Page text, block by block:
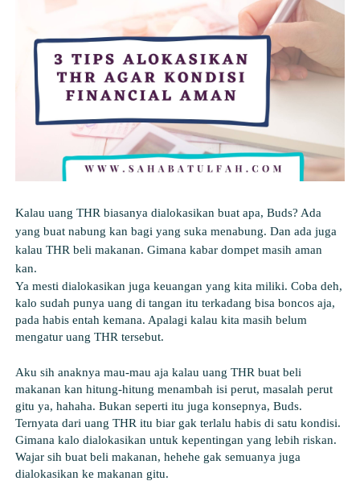
Kalau uang THR biasanya dialokasikan buat apa, Buds? Ada
yang buat nabung kan bagi yang suka menabung. Dan ada juga
kalau THR beli makanan. Gimana kabar dompet masih aman
kan.
Ya mesti dialokasikan juga keuangan yang kita miliki. Coba deh,
kalo sudah punya uang di tangan itu terkadang bisa boncos aja,
pada habis entah kemana. Apalagi kalau kita masih belum
mengatur uang THR tersebut.
Aku sih anaknya mau-mau aja kalau uang THR buat beli
makanan kan hitung-hitung menambah isi perut, masalah perut
gitu ya, hahaha. Bukan seperti itu juga konsepnya, Buds.
Ternyata dari uang THR itu biar gak terlalu habis di satu kondisi.
Gimana kalo dialokasikan untuk kepentingan yang lebih riskan.
Wajar sih buat beli makanan, hehehe gak semuanya juga
dialokasikan ke makanan gitu.